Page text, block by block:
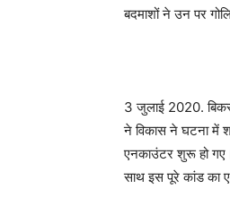
बदमाशों ने उन पर
3 जुलाई 2020.
ने विकास ने घटना में
एनकाउंटर शुरू हो
साथ इस पूरे कांड का